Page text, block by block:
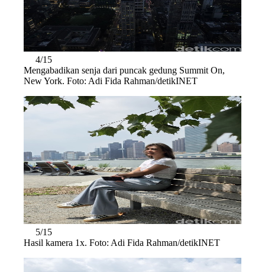
4/15
Mengabadikan senja dari puncak gedung Summit On,
New York. Foto: Adi Fida Rahman/detikINET
5/15
Hasil kamera 1x. Foto: Adi Fida Rahman/detikINET